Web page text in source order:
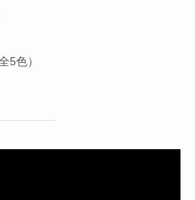
5色）